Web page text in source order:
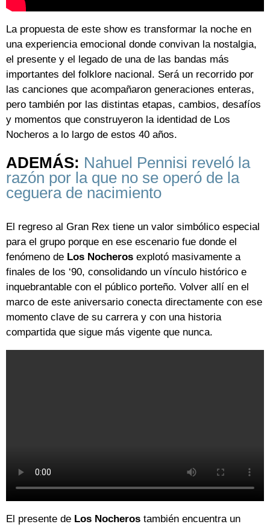
La propuesta de este show es transformar la noche en
una experiencia emocional donde convivan la nostalgia,
el presente y el legado de una de las bandas más
importantes del folklore nacional. Será un recorrido por
las canciones que acompañaron generaciones enteras,
pero también por las distintas etapas, cambios, desafíos
y momentos que construyeron la identidad de Los
Nocheros a lo largo de estos 40 años.
ADEMÁS: Nahuel Pennisi reveló la
razón por la que no se operó de la
ceguera de nacimiento
El regreso al Gran Rex tiene un valor simbólico especial
para el grupo porque en ese escenario fue donde el
fenómeno de Los Nocheros explotó masivamente a
finales de los ‘90, consolidando un vínculo histórico e
inquebrantable con el público porteño. Volver allí en el
marco de este aniversario conecta directamente con ese
momento clave de su carrera y con una historia
compartida que sigue más vigente que nunca.
El presente de Los Nocheros también encuentra un